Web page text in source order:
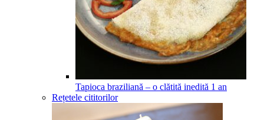
Tapioca braziliană – o clătită inedită 1 an
Rețetele cititorilor